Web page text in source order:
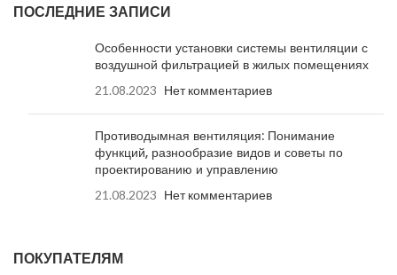
ПОСЛЕДНИЕ ЗАПИСИ
Особенности установки системы вентиляции с
воздушной фильтрацией в жилых помещениях
21.08.2023 Нет комментариев
Противодымная вентиляция: Понимание
функций, разнообразие видов и советы по
проектированию и управлению
21.08.2023 Нет комментариев
ПОКУПАТЕЛЯМ